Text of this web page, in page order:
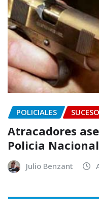
POLICIALES SUCESO
Atracadores
Policia
Julio Benzant